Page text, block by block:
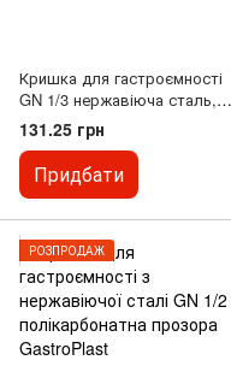
Кришка для гастроємності
GN 1/3 нержавіюча сталь,
Presto Ware
131.25 грн
Придбати
РОЗПРОДАЖ